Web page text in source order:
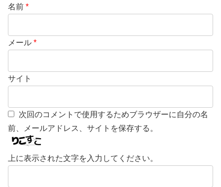
名前 *
メール *
サイト
次回のコメントで使用するためブラウザーに自分の名
前、メールアドレス、サイトを保存する。
上に表示された文字を入力してください。